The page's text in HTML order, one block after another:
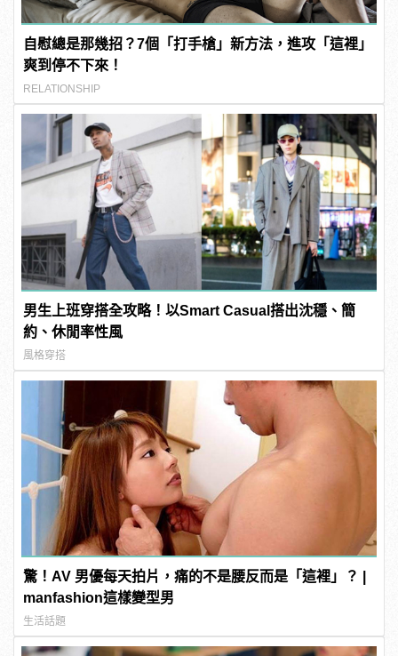
自慰總是那幾招？7個「打手槍」新方法，進攻「這裡」
爽到停不下來！
RELATIONSHIP
男生上班穿搭全攻略！以Smart Casual搭出沈穩、簡
約、休閒率性風
風格穿搭
驚！AV 男優每天拍片，痛的不是腰反而是「這裡」？ |
manfashion這樣變型男
生活話題